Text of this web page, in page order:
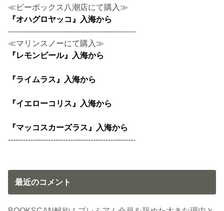
≪ビーボックス八潮店にて購入≫
『オハグロヤッコ』入海から
---------------------------------------------------
≪マリンスノーにて購入≫
『レモンピール』入海から
『ライムラス』入海から
『イエローコリス』入海から
『マッコスカーズラス』入海から
---------------------------------------------------
最近のコメント